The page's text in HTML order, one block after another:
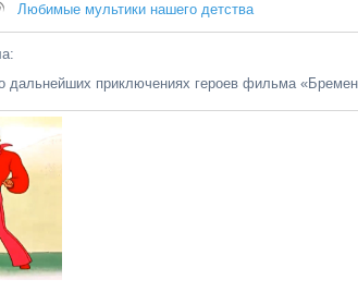
Любимые мультики нашего детства
:
дальнейших приключениях героев фильма